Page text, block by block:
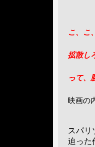
こ、こ
拡散し
って、
映画の
スパリ
迫った